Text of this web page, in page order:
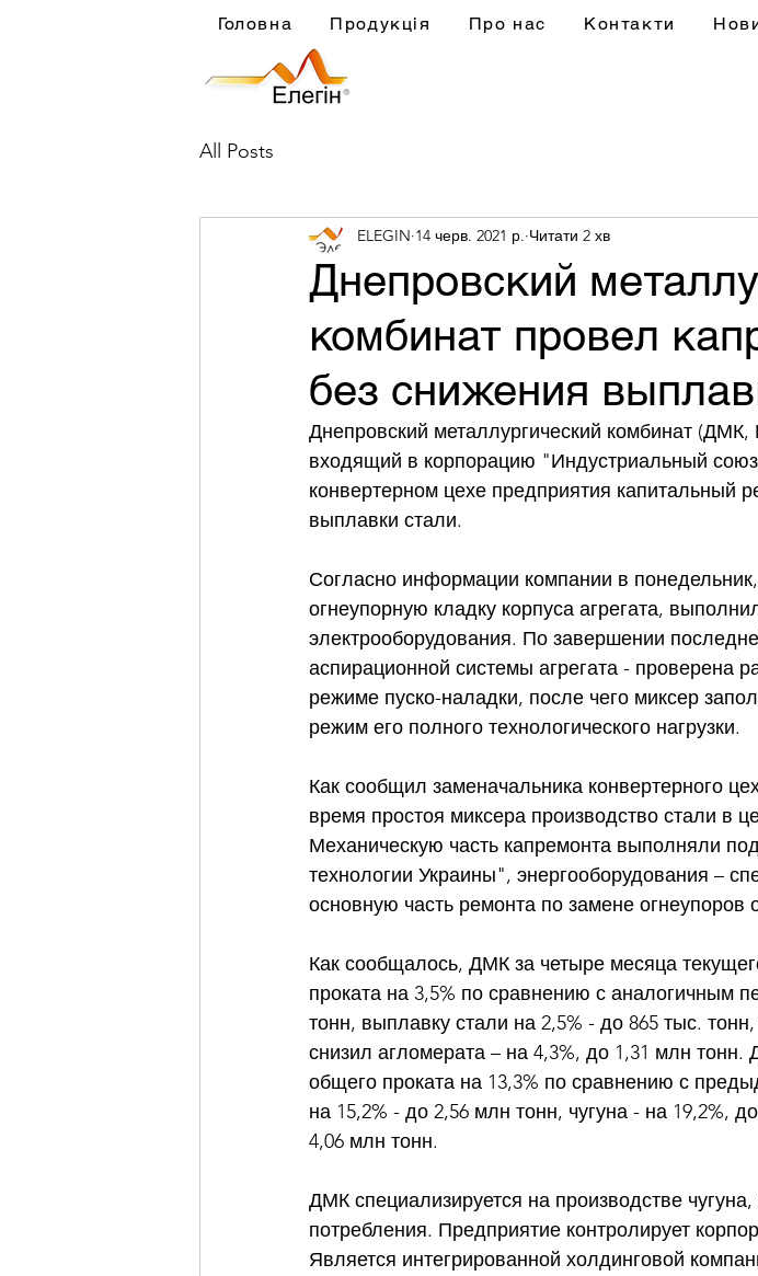
Головна Продукція Про нас Контакти
All Posts
Днепровский
комбинат провел
без снижения
ELEGIN 14 черв. 2021 р. Читати 2 хв
Днепровский металлургический комбинат
входящий в корпорацию "Индустриальный
конвертерном цехе предприятия капитальный
выплавки стали.
Согласно информации компании в
огнеупорную кладку корпуса агрегата,
электрооборудования. По завершении
аспирационной системы агрегата - проверена
режиме пуско-наладки, после чего миксер
режим его полного технологического нагрузки.
Как сообщил заменачальника конвертерного
время простоя миксера производство стали в
Механическую часть капремонта выполняли
технологии Украины", энергооборудования –
основную часть ремонта по замене
Как сообщалось, ДМК за четыре месяца
проката на 3,5% по сравнению с аналогичным
тонн, выплавку стали на 2,5% - до 865 тыс.
снизил агломерата – на 4,3%, до 1,31 млн
общего проката на 13,3% по сравнению с
на 15,2% - до 2,56 млн тонн, чугуна - на 19,2%,
4,06 млн тонн.
ДМК специализируется на производстве
потребления. Предприятие контролирует
Является интегрированной холдинговой